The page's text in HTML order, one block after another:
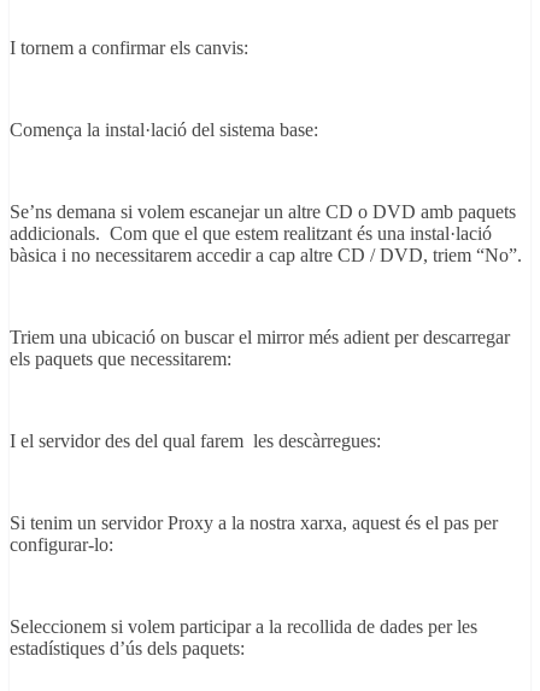
I tornem a confirmar els canvis:
Comença la instal·lació del sistema base:
Se’ns demana si volem escanejar un altre CD o DVD amb paquets
addicionals. Com que el que estem realitzant és una instal·lació
bàsica i no necessitarem accedir a cap altre CD / DVD, triem “No”.
Triem una ubicació on buscar el mirror més adient per descarregar
els paquets que necessitarem:
I el servidor des del qual farem les descàrregues:
Si tenim un servidor Proxy a la nostra xarxa, aquest és el pas per
configurar-lo:
Seleccionem si volem participar a la recollida de dades per les
estadístiques d’ús dels paquets: